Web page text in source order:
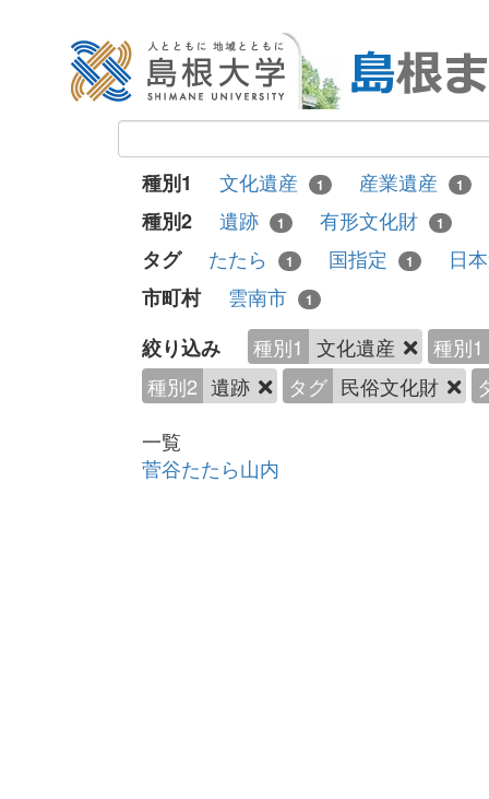
種別1 文化遺産 1 産業遺産 1
種別2 遺跡 1 有形文化財 1
タグ たたら 1 国指定 1
日
市町村
雲南市 1
絞り込み 種別1 文化遺産
種別1
種別2 遺跡 タグ 民俗文化財
一覧
菅谷たたら山内